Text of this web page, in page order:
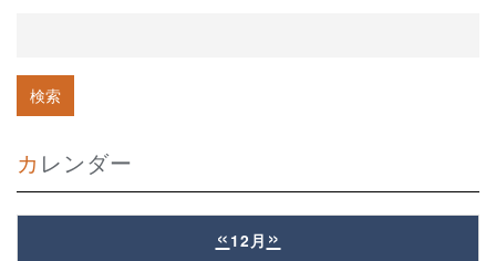
カレンダー
« 12月 »